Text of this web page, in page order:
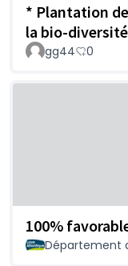
* Plantation
la bio-
gg44 0
100%
Département